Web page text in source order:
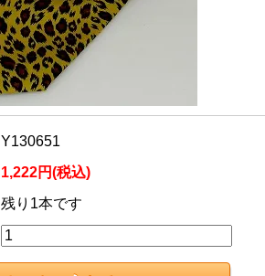
Y130651
1,222円(税込)
残り1本です